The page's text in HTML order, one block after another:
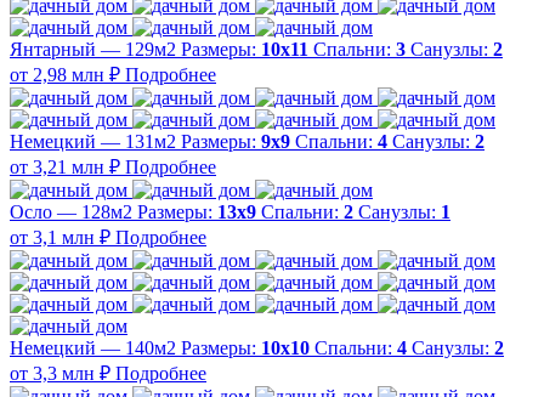
Янтарный — 129м2 Размеры: 10х11 Спальни: 3 Санузлы: 2
от 2,98 млн ₽ Подробнее
Немецкий — 131м2 Размеры: 9х9 Спальни: 4 Санузлы: 2
от 3,21 млн ₽ Подробнее
Осло — 128м2 Размеры: 13х9 Спальни: 2 Санузлы: 1
от 3,1 млн ₽ Подробнее
Немецкий — 140м2 Размеры: 10х10 Спальни: 4 Санузлы: 2
от 3,3 млн ₽ Подробнее